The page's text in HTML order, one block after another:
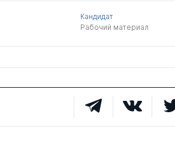
Кандидат
Рабочий материал